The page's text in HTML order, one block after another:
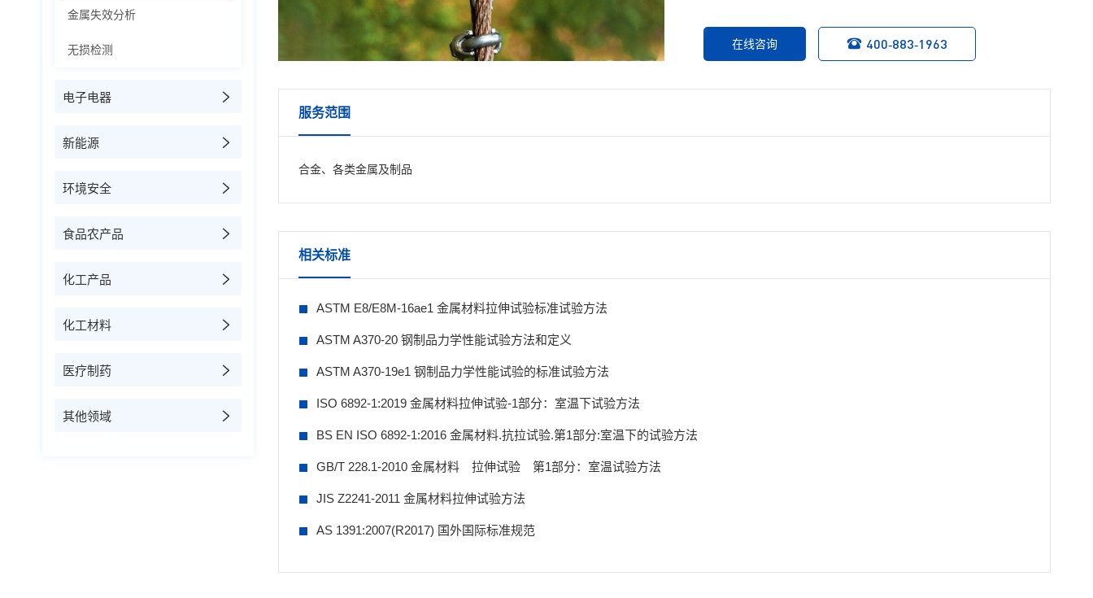
金属失效分析
无损检测
电子电器
新能源
环境安全
食品农产品
化工产品
化工材料
医疗制药
其他领域
在线咨询 400-883-1963
服务范围
合金、各类金属及制品
相关标准
ASTM E8/E8M-16ae1 金属材料拉伸试验标准试验方法
ASTM A370-20 钢制品力学性能试验方法和定义
ASTM A370-19e1 钢制品力学性能试验的标准试验方法
ISO 6892-1:2019 金属材料拉伸试验-1部分：室温下试验方法
BS EN ISO 6892-1:2016 金属材料.抗拉试验.第1部分:室温下的试验方法
GB/T 228.1-2010 金属材料 拉伸试验 第1部分：室温试验方法
JIS Z2241-2011 金属材料拉伸试验方法
AS 1391:2007(R2017) 国外国际标准规范